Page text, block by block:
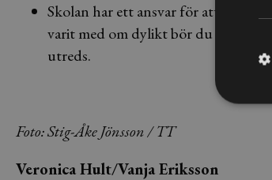
Skolan har ett ansvar för att både
varit med om dylikt bör du därför
utreds.
Foto: Stig-Åke Jönsson / TT
Veronica Hult/Vanja Eriksson